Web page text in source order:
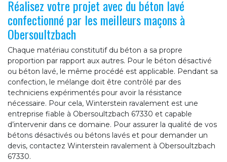
Réalisez votre projet avec du béton lavé
confectionné par les meilleurs maçons à
Obersoultzbach
Chaque matériau constitutif du béton a sa propre
proportion par rapport aux autres. Pour le béton désactivé
ou béton lavé, le même procédé est applicable. Pendant sa
confection, le mélange doit être contrôlé par des
techniciens expérimentés pour avoir la résistance
nécessaire. Pour cela, Winterstein ravalement est une
entreprise fiable à Obersoultzbach 67330 et capable
d’intervenir dans ce domaine. Pour assurer la qualité de vos
bétons désactivés ou bétons lavés et pour demander un
devis, contactez Winterstein ravalement à Obersoultzbach
67330.